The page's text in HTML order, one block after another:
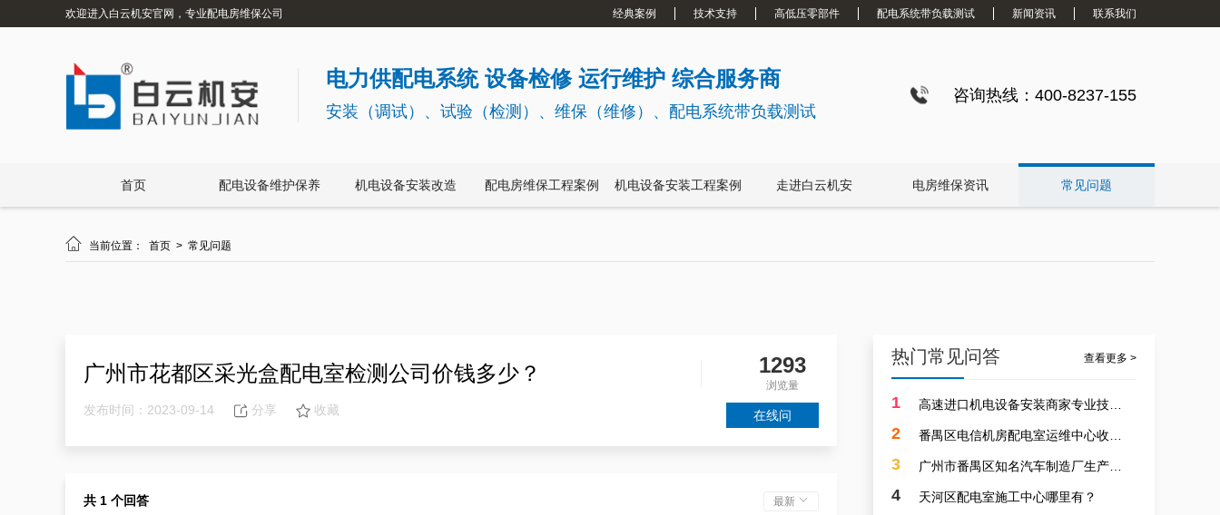
欢迎进入白云机安官网，专业配电房维保公司 经典案例 技术支持 高低压零部件 配电系统带负载测试 新闻资讯 联系我们
电力供配电系统 设备检修 运行维护 综合服务商
安装（调试）、试验（检测）、维保（维修）、配电系统带负载测试
咨询热线：400-8237-155
首页 配电设备维护保养 机电设备安装改造 配电房维保工程案例 机电设备安装工程案例 走进白云机安 电房维保资讯 常见问题
 当前位置： 首页 > 常见问题
广州市花都区采光盒配电室检测公司价钱多少？ 1293
浏览量
发布时间：2023-09-14 分享 收藏 在线问
共 1 个回答 最新
热门常见问答 查看更多 >
1
2
3
4 天河区配电室施工中心哪里有？